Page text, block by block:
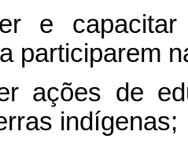
e
participarem
ações de
indígenas;